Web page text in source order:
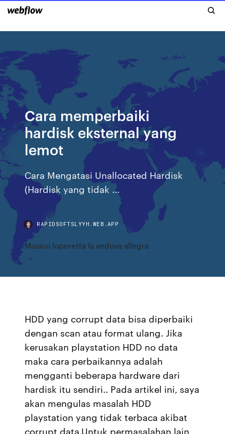
Cara memperbaiki
hardisk eksternal yang
lemot
Cara Mengatasi Unallocated Hardisk
(Hardisk yang tidak ...
RAPIDSOFTSLYYH.WEB.APP
Musico loperetta la vedova allegra
HDD yang corrupt data bisa diperbaiki
dengan scan atau format ulang. Jika
kerusakan playstation HDD no data
maka cara perbaikannya adalah
mengganti beberapa hardware dari
hardisk itu sendiri.. Pada artikel ini, saya
akan mengulas masalah HDD
playstation yang tidak terbaca akibat
corrupt data.Untuk permasalahan lain